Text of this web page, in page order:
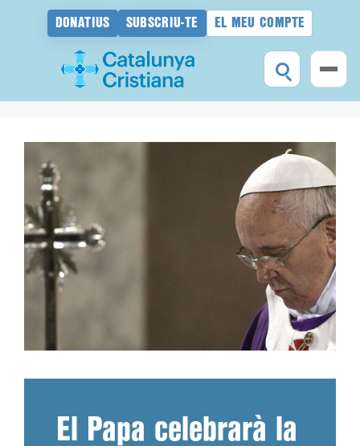
DONATIUS SUBSCRIU-TE EL MEU COMPTE
El Papa celebrarà la